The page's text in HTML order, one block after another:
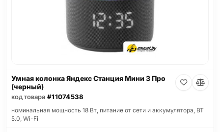
Умная колонка Яндекс Станция Мини 3 Про
(черный)
код товара #11074538
номинальная мощность 18 Вт, питание от сети и аккумулятора, BT
5.0, Wi-Fi